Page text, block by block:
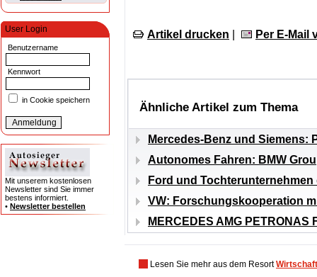
User Login
Benutzername
Kennwort
in Cookie speichern
Mit unserem kostenlosen
Newsletter sind Sie immer
bestens informiert.
• Newsletter bestellen
Artikel drucken Per E-Mail
Ähnliche Artikel zum Thema
Mercedes-Benz und Siemens:
Autonomes Fahren: BMW
Ford und
VW: Forschungskooperation
MERCEDES AMG
Lesen Sie mehr aus dem ResortWirtschaft